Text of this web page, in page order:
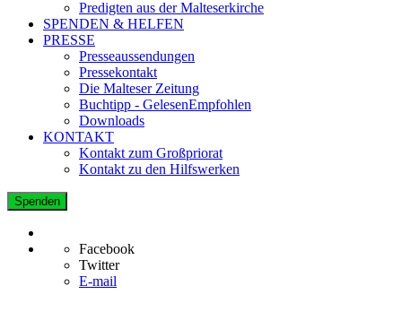
Predigten aus der Malteserkirche
SPENDEN & HELFEN
PRESSE
Presseaussendungen
Pressekontakt
Die Malteser Zeitung
Buchtipp - GelesenEmpfohlen
Downloads
KONTAKT
Kontakt zum Großpriorat
Kontakt zu den Hilfswerken
Spenden
Facebook
Twitter
E-mail